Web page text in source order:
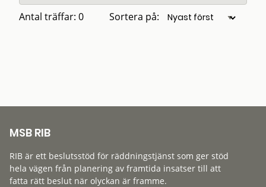
Antal träffar: 0 Sortera på:
MSB RIB
RIB är ett beslutsstöd för räddningstjänst som ger stöd
hela vägen från planering av framtida insatser till att
fatta rätt beslut när olyckan är framme.